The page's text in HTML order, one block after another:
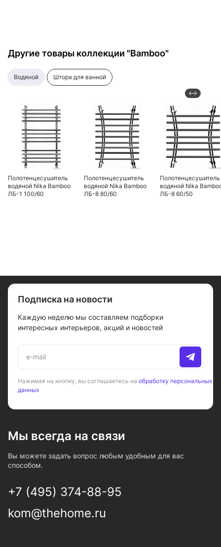
Другие товары коллекции "Bamboo"
водяной штора для ванной
Полотенцесушитель
водяной Nika Bamboo
ЛБ-1 100/60
Полотенцесушитель
водяной Nika Bamboo
ЛБ-8 80/60
Полотенцесушитель
водяной Nika
ЛБ-8 60/50
Подписка на новости
Каждую неделю мы составляем подборки
интересных интерьеров, акций и новостей
Нажимая на кнопку, вы соглашаетесь на обработку персональных
данных
Мы всегда на связи
Вы можете задать вопрос любым удобным для вас
способом.
+7 (495) 374-88-95
kom@thehome.ru